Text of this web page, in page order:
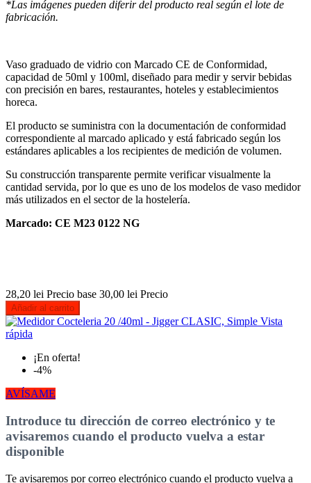
*Las imágenes pueden diferir del producto real según el lote de
fabricación.
Vaso graduado de vidrio con Marcado CE de Conformidad,
capacidad de 50ml y 100ml, diseñado para medir y servir bebidas
con precisión en bares, restaurantes, hoteles y establecimientos
horeca.
El producto se suministra con la documentación de conformidad
correspondiente al marcado aplicado y está fabricado según los
estándares aplicables a los recipientes de medición de volumen.
Su construcción transparente permite verificar visualmente la
cantidad servida, por lo que es uno de los modelos de vaso medidor
más utilizados en el sector de la hostelería.
Marcado: CE M23 0122 NG
28,20 lei Precio base 30,00 lei Precio
Añadir al carrito
Vista
rápida
¡En oferta!
-4%
AVÍSAME
Introduce tu dirección de correo electrónico y te
avisaremos cuando el producto vuelva a estar
disponible
Te avisaremos por correo electrónico cuando el producto vuelva a